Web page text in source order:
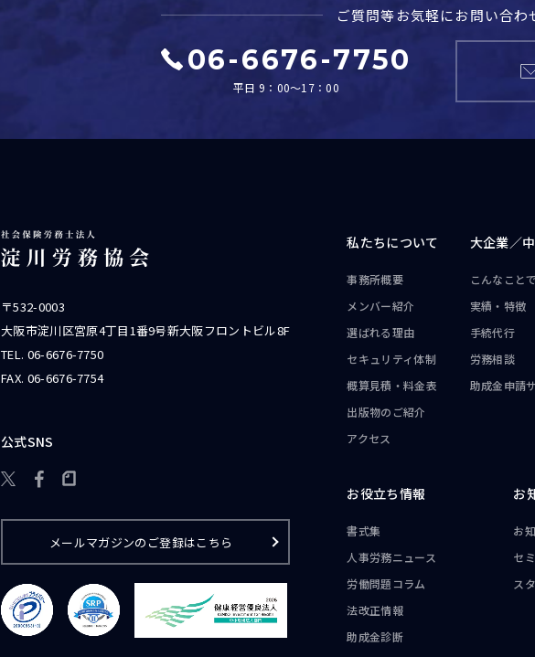
ご質問等お気軽にお問い合わ
06-6676-7750
平日 9：00～17：00
〒532-0003
大阪市淀川区宮原4丁目1番9号新大阪フロントビル8F
TEL. 06-6676-7750
FAX. 06-6676-7754
公式SNS

メールマガジンのご登録はこちら
私たちについて
事務所概要
メンバー紹介
選ばれる理由
セキュリティ体制
概算見積・料金表
出版物のご紹介
アクセス
大企業／
こんなことで
実績・特徴
手続代行
労務相談
助成金申請
お役立ち情報
書式集
人事労務ニュース
労働問題コラム
法改正情報
助成金診断
お
お
セ
ス